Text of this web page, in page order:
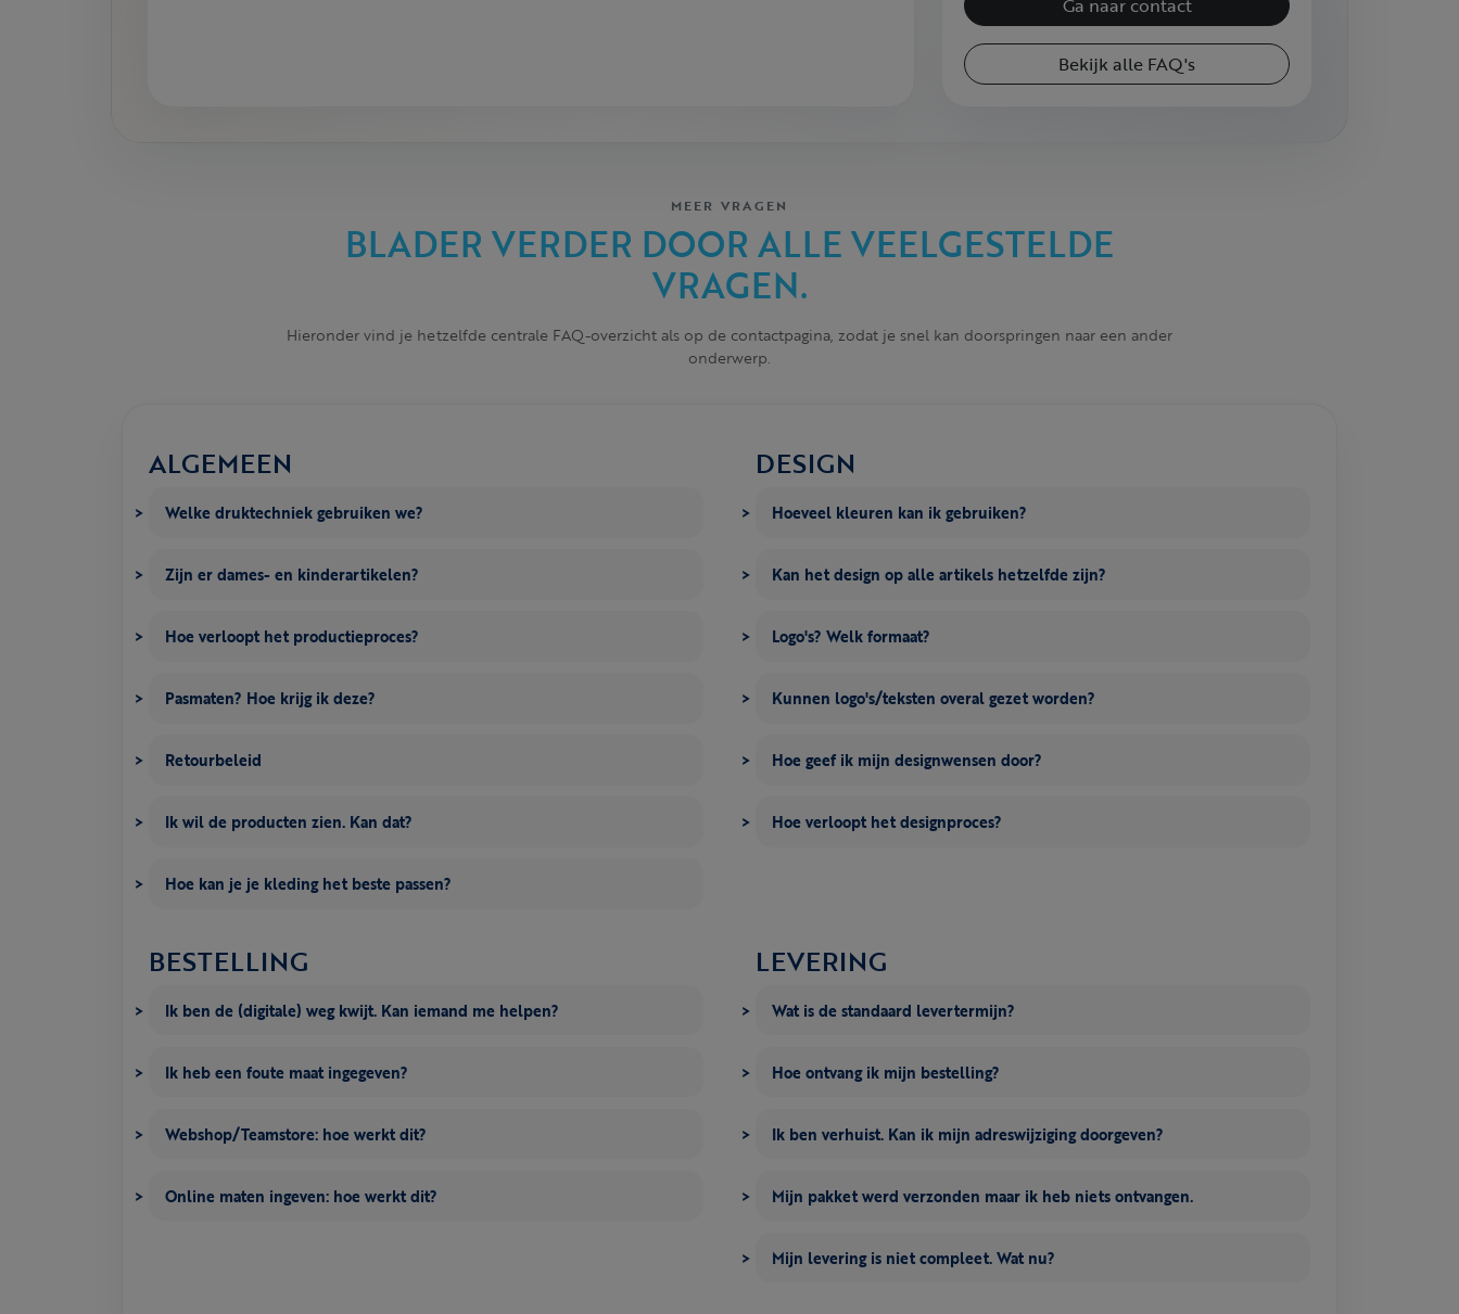
Ga naar contact
Bekijk alle FAQ's
MEER VRAGEN
BLADER VERDER DOOR ALLE VEELGESTELDE
VRAGEN.
Hieronder vind je hetzelfde centrale FAQ-overzicht als op de contactpagina, zodat je snel kan doorspringen naar een ander
onderwerp.
ALGEMEEN
Welke druktechniek gebruiken we?
Zijn er dames- en kinderartikelen?
Hoe verloopt het productieproces?
Pasmaten? Hoe krijg ik deze?
Retourbeleid
Ik wil de producten zien. Kan dat?
Hoe kan je je kleding het beste passen?
DESIGN
Hoeveel kleuren kan ik gebruiken?
Kan het design op alle artikels hetzelfde zijn?
Logo's? Welk formaat?
Kunnen logo's/teksten overal gezet worden?
Hoe geef ik mijn designwensen door?
Hoe verloopt het designproces?
BESTELLING
Ik ben de (digitale) weg kwijt. Kan iemand me helpen?
Ik heb een foute maat ingegeven?
Webshop/Teamstore: hoe werkt dit?
Online maten ingeven: hoe werkt dit?
LEVERING
Wat is de standaard levertermijn?
Hoe ontvang ik mijn bestelling?
Ik ben verhuist. Kan ik mijn adreswijziging doorgeven?
Mijn pakket werd verzonden maar ik heb niets ontvangen.
Mijn levering is niet compleet. Wat nu?